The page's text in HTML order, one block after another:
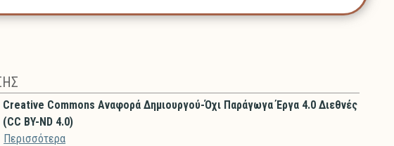
Creative Commons Αναφορά Δημιουργού-Όχι Παράγωγα Έργα 4.0 Διεθνές
(CC BY-ND 4.0)
Περισσότερα